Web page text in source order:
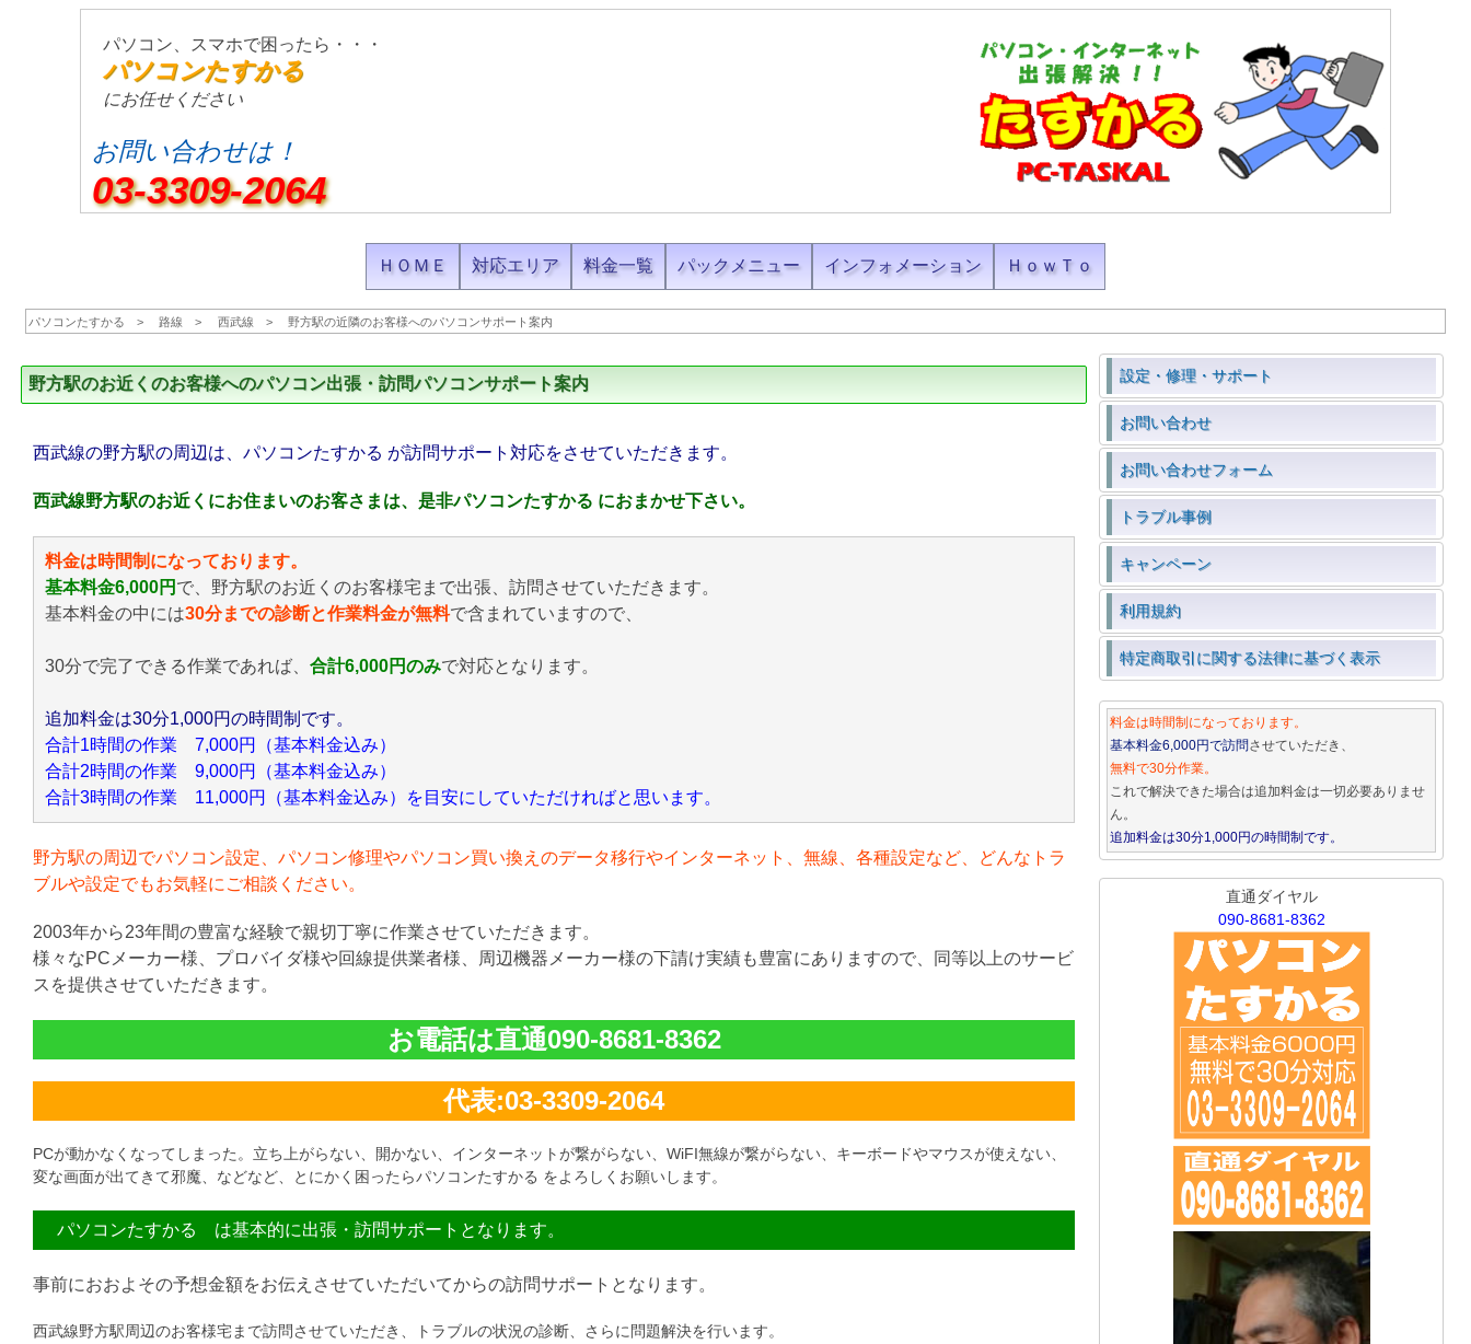
パソコン、スマホで困ったら・・・
パソコンたすかる
にお任せください
お問い合わせは！
03-3309-2064
ＨＯＭＥ 対応エリア 料金一覧 パックメニュー インフォメーション ＨｏｗＴｏ
パソコンたすかる 路線 西武線 野方駅の近隣のお客様へのパソコンサポート案内
野方駅のお近くのお客様へのパソコン出張・訪問パソコンサポート案内
西武線の野方駅の周辺は、パソコンたすかる が訪問サポート対応をさせていただきます。
西武線野方駅のお近くにお住まいのお客さまは、是非パソコンたすかる におまかせ下さい。
料金は時間制になっております。
基本料金6,000円 で、野方駅のお近くのお客様宅まで出張、訪問させていただきます。
基本料金の中には30分までの診断と作業料金が無料で含まれていますので、
30分で完了できる作業であれば、 合計6,000円のみで対応となります。
追加料金は30分1,000円の時間制です。
合計1時間の作業 7,000円（基本料金込み）
合計2時間の作業 9,000円（基本料金込み）
合計3時間の作業 11,000円（基本料金込み）を目安にしていただければと思います。
野方駅の周辺でパソコン設定、パソコン修理やパソコン買い換えのデータ移行やインターネット、無線、各種設定など、どんなトラ
ブルや設定でもお気軽にご相談ください。
2003年から23年間の豊富な経験で親切丁寧に作業させていただきます。
様々なPCメーカー様、プロバイダ様や回線提供業者様、周辺機器メーカー様の下請け実績も豊富にありますので、同等以上のサービ
スを提供させていただきます。
お電話は直通090-8681-8362
代表:03-3309-2064
PCが動かなくなってしまった。立ち上がらない、開かない、インターネットが繋がらない、WiFI無線が繋がらない、キーボードやマウスが使えない、
変な画面が出てきて邪魔、などなど、とにかく困ったらパソコンたすかる をよろしくお願いします。
パソコンたすかる は基本的に出張・訪問サポートとなります。
事前におおよその予想金額をお伝えさせていただいてからの訪問サポートとなります。
西武線野方駅周辺のお客様宅まで訪問させていただき、トラブルの状況の診断、さらに問題解決を行います。
設定・修理・サポート
お問い合わせ
お問い合わせフォーム
トラブル事例
キャンペーン
利用規約
特定商取引に関する法律に基づく表示
料金は時間制になっております。
基本料金6,000円で訪問させていただき、
無料で30分作業。
これで解決できた場合は追加料金は一切必要ありませ
ん。
追加料金は30分1,000円の時間制です。
直通ダイヤル
090-8681-8362